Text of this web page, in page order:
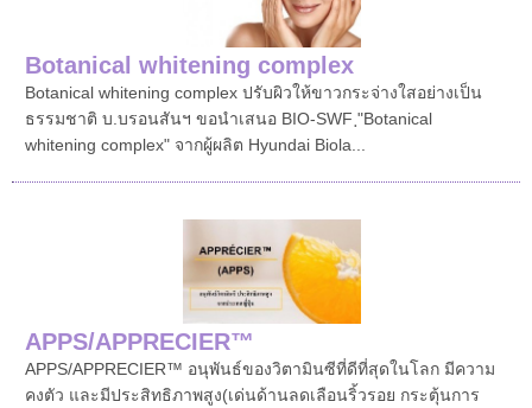
Botanical whitening complex
Botanical whitening complex ปรับผิวให้ขาวกระจ่างใสอย่างเป็น
ธรรมชาติ บ.บรอนสันฯ ขอนำเสนอ BIO-SWF ฺ"Botanical
whitening complex" จากผู้ผลิต Hyundai Biola...
APPS/APPRECIER™
APPS/APPRECIER™ อนุพันธ์ของวิตามินซีที่ดีที่สุดในโลก มีความ
คงตัว และมีประสิทธิภาพสูง(เด่นด้านลดเลือนริ้วรอย กระตุ้นการ